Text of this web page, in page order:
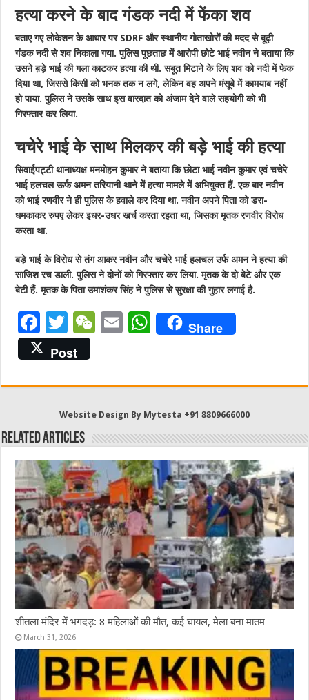
हत्या करने के बाद गंडक नदी में फेंका शव
बताए गए लोकेशन के आधार पर SDRF और स्थानीय गोताखोरों की मदद से बूढ़ी
गंडक नदी से शव निकाला गया. पुलिस पूछताछ में आरोपी छोटे भाई नवीन ने बताया कि
उसने ब़ड़े भाई की गला काटकर हत्या की थी. सबूत मिटाने के लिए शव को नदी में फेक
दिया था, जिससे किसी को भनक तक न लगे, लेकिन वह अपने मंसूबे में कामयाब नहीं
हो पाया. पुलिस ने उसके साथ इस वारदात को अंजाम देने वाले सहयोगी को भी
गिरफ्तार कर लिया.
चचेरे भाई के साथ मिलकर की बड़े भाई की हत्या
सिवाईपट्टी थानाध्यक्ष मनमोहन कुमार ने बताया कि छोटा भाई नवीन कुमार एवं चचेरे
भाई हलचल ऊर्फ अमन तरियानी थाने में हत्या मामले में अभियुक्त हैं. एक बार नवीन
को भाई रणवीर ने ही पुलिस के हवाले कर दिया था. नवीन अपने पिता को डरा-
धमकाकर रुपए लेकर इधर-उधर खर्च करता रहता था, जिसका मृतक रणवीर विरोध
करता था.
बड़े भाई के विरोध से तंग आकर नवीन और चचेरे भाई हलचल उर्फ अमन ने हत्या की
साजिश रच डाली. पुलिस ने दोनों को गिरफ्तार कर लिया. मृतक के दो बेटे और एक
बेटी हैं. मृतक के पिता उमाशंकर सिंह ने पुलिस से सुरक्षा की गुहार लगाई है.
F
a
c
e
o
o
k
T
w
it
te
r
W
h
at
E
l
W
s
A
p
p
Share
Post
Website Design By Mytesta +91 8809666000
Related Articles
शीतला मंदिर में भगदड़: 8 महिलाओं की मौत, कई घायल, मेला बना मातम
March 31, 2026